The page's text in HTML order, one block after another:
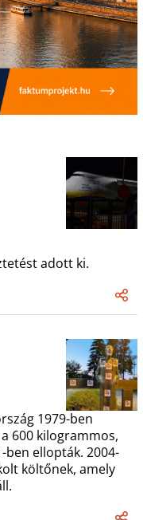
adott ki.
1979-ben
600 kilogrammos,
ellopták. 2004-
költőnek, amely